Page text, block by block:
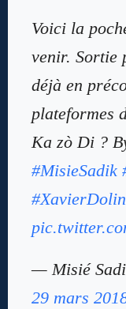
Voici la
venir. Sortie
déjà en
plateformes
Ka zò Di ?
#MisieSadik
#XavierDolin
— Misié
29 mars